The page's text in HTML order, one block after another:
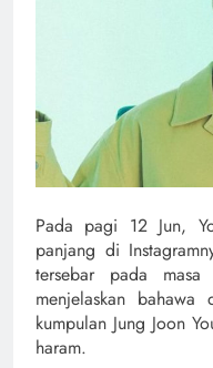
Pada pagi 12 Jun,
panjang di
tersebar pada
menjelaskan
kumpulan Jung Joon
haram.